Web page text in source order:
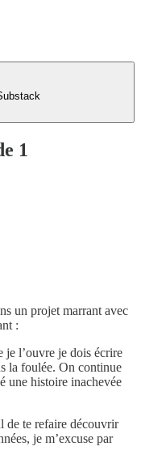
1
un projet marrant avec
:
je l’ouvre je dois écrire
la foulée. On continue
une histoire inachevée
de te refaire découvrir
je m’excuse par